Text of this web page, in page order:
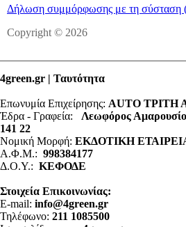
Δήλωση συμμόρφωσης με τη σύσταση
Copyright © 2026
4green.gr | Ταυτότητα
Επωνυμία Επιχείρησης: AUTO ΤΡΙΤΗ
Έδρα - Γραφεία: Λεωφόρος
141 22
Νομική Μορφή: ΕΚΔΟΤΙΚΗ
Α.Φ.Μ.: 998384177
Δ.Ο.Υ.: ΚΕΦΟΔΕ
Στοιχεία Επικοινωνίας:
E-mail: info@4green.gr
Τηλέφωνο: 211 1085500